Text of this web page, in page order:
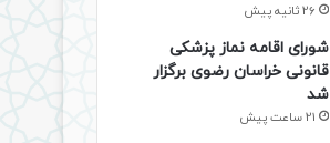
26 ثانیه پیش
شورای اقامه نماز پزشکی
قانونی خراسان رضوی برگزار
شد
21 ساعت پیش